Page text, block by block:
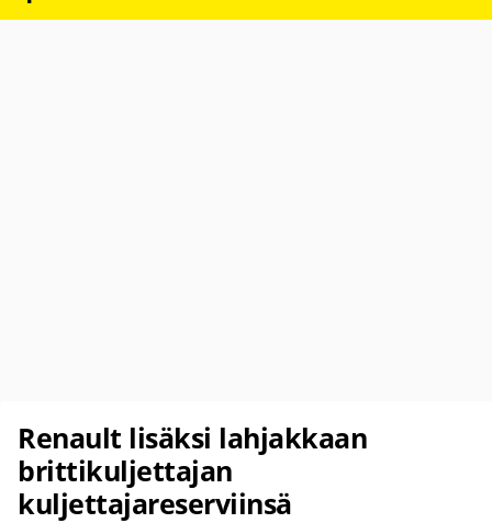
Renault lisäksi lahjakkaan
brittikuljettajan
kuljettajareserviinsä